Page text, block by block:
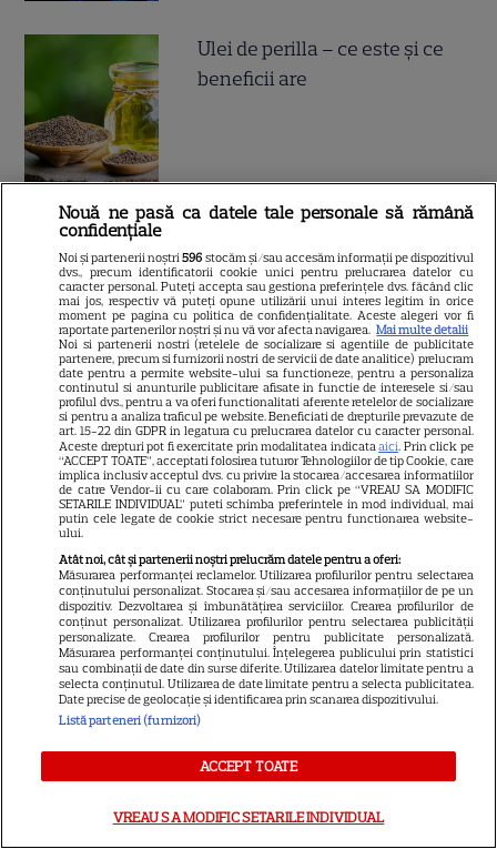
Ulei de perilla – ce este și ce
beneficii are
Adormirii Maicii Domnului. Ce
se mănâncă în post
Ce vase de gătit îți trebuie
dacă te muți singur – ustensile
pe care trebuie să le ai în
bucătărie
ALTE ARTICOLE
INTERESANTE
Nouă ne pasă ca datele tale personale să rămână
confidențiale
Noi și partenerii noștri596 stocăm și/sau accesăm informații pe dispozitivul
dvs., precum identificatorii cookie unici pentru prelucrarea datelor cu
caracter personal. Puteți accepta sau gestiona preferințele dvs. făcând clic
mai jos, respectiv vă puteți opune utilizării unui interes legitim în orice
moment pe pagina cu politica de confidențialitate. Aceste alegeri vor fi
raportate partenerilor noștri și nu vă vor afecta navigarea. Mai multe detalii
Noi si partenerii nostri (retelele de socializare si agentiile de publicitate
partenere, precum si furnizorii nostri de servicii de date analitice) prelucram
date pentru a permite website-ului sa functioneze, pentru a personaliza
continutul si anunturile publicitare afisate in functie de interesele si/sau
profilul dvs., pentru a va oferi functionalitati aferente retelelor de socializare
si pentru a analiza traficul pe website. Beneficiati de drepturile prevazute de
art. 15-22 din GDPR in legatura cu prelucrarea datelor cu caracter personal.
Aceste drepturi pot fi exercitate prin modalitatea indicataaici. Prin click pe
“ACCEPT TOATE”, acceptati folosirea tuturor Tehnologiilor de tip Cookie, care
implica inclusiv acceptul dvs. cu privire la stocarea/accesarea informatiilor
de catre Vendor-ii cu care colaboram. Prin click pe “VREAU SA MODIFIC
SETARILE INDIVIDUAL” puteti schimba preferintele in mod individual, mai
putin cele legate de cookie strict necesare pentru functionarea website-
ului.
Atât noi, cât și partenerii noștri prelucrăm datele pentru a oferi:
Măsurarea performanței reclamelor. Utilizarea profilurilor pentru selectarea
conținutului personalizat. Stocarea și/sau accesarea informațiilor de pe un
dispozitiv. Dezvoltarea și îmbunătățirea serviciilor. Crearea profilurilor de
conținut personalizat. Utilizarea profilurilor pentru selectarea publicității
personalizate. Crearea profilurilor pentru publicitate personalizată.
Măsurarea performanței conținutului. Înțelegerea publicului prin statistici
sau combinații de date din surse diferite. Utilizarea datelor limitate pentru a
selecta conținutul. Utilizarea de date limitate pentru a selecta publicitatea.
Date precise de geolocație și identificarea prin scanarea dispozitivului.
Listă parteneri (furnizori)
ACCEPT TOATE
VREAU SA MODIFIC SETARILE INDIVIDUAL